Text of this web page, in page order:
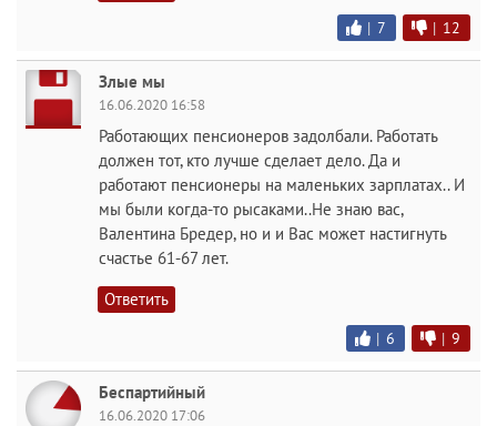
| 7 | 12
Злые мы
16.06.2020 16:58
Работающих пенсионеров задолбали. Работать
должен тот, кто лучше сделает дело. Да и
работают пенсионеры на маленьких зарплатах.. И
мы были когда-то рысаками..Не знаю вас,
Валентина Бредер, но и и Вас может настигнуть
счастье 61-67 лет.
Ответить
| 6 | 9
Беспартийный
16.06.2020 17:06